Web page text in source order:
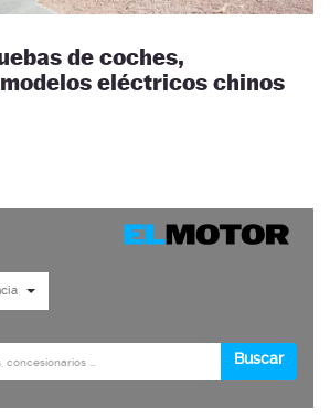
de coches,
eléctricos chinos